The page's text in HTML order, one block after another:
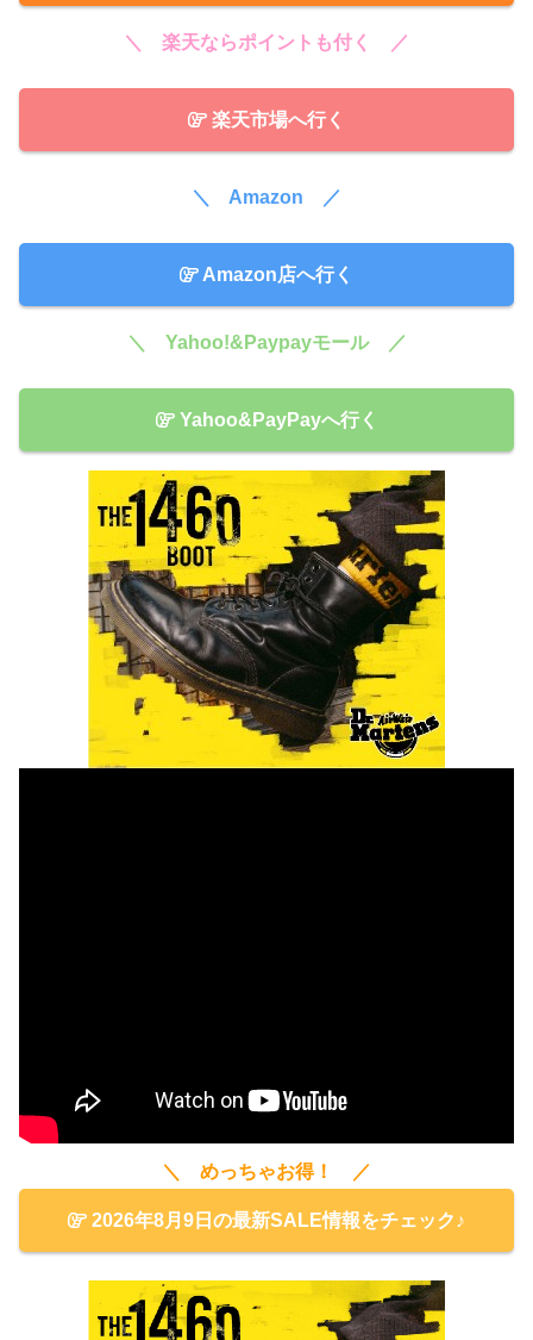
＼ 楽天ならポイントも付く ／
楽天市場へ行く
＼ Amazon ／
Amazon店へ行く
＼ Yahoo!&Paypayモール ／
Yahoo&PayPayへ行く
＼ めっちゃお得！ ／
2026年8月9日の最新SALE情報をチェック♪